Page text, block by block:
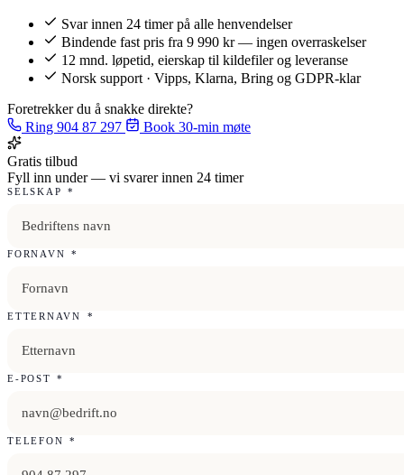
Svar innen 24 timer på alle henvendelser
Bindende fast pris fra 9 990 kr — ingen overraskelser
12 mnd. løpetid, eierskap til kildefiler og leveranse
Norsk support · Vipps, Klarna, Bring og GDPR-klar
Foretrekker du å snakke direkte?
Ring 904 87 297
Book 30-min møte
Gratis tilbud
Fyll inn under — vi svarer innen 24 timer
SELSKAP *
FORNAVN *
ETTERNAVN *
E-POST *
TELEFON *